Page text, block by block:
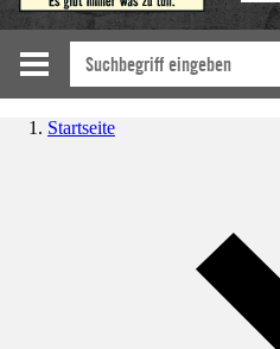
Startseite